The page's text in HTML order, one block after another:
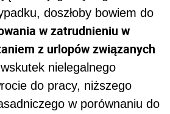
doszłoby bowiem do
w zatrudnieniu w
z urlopów związanych
wskutek nielegalnego
do pracy, niższego
w porównaniu do